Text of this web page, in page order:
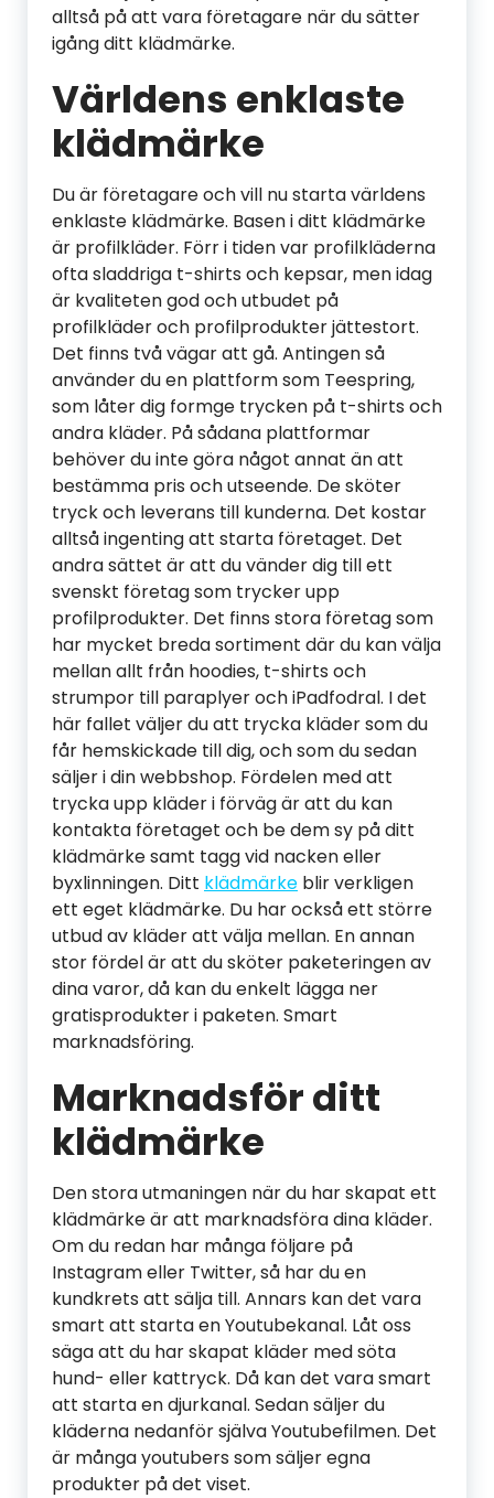
alltså på att vara företagare när du sätter
igång ditt klädmärke.
Världens enklaste
klädmärke
Du är företagare och vill nu starta världens
enklaste klädmärke. Basen i ditt klädmärke
är profilkläder. Förr i tiden var profilkläderna
ofta sladdriga t-shirts och kepsar, men idag
är kvaliteten god och utbudet på
profilkläder och profilprodukter jättestort.
Det finns två vägar att gå. Antingen så
använder du en plattform som Teespring,
som låter dig formge trycken på t-shirts och
andra kläder. På sådana plattformar
behöver du inte göra något annat än att
bestämma pris och utseende. De sköter
tryck och leverans till kunderna. Det kostar
alltså ingenting att starta företaget. Det
andra sättet är att du vänder dig till ett
svenskt företag som trycker upp
profilprodukter. Det finns stora företag som
har mycket breda sortiment där du kan välja
mellan allt från hoodies, t-shirts och
strumpor till paraplyer och iPadfodral. I det
här fallet väljer du att trycka kläder som du
får hemskickade till dig, och som du sedan
säljer i din webbshop. Fördelen med att
trycka upp kläder i förväg är att du kan
kontakta företaget och be dem sy på ditt
klädmärke samt tagg vid nacken eller
byxlinningen. Ditt klädmärke blir verkligen
ett eget klädmärke. Du har också ett större
utbud av kläder att välja mellan. En annan
stor fördel är att du sköter paketeringen av
dina varor, då kan du enkelt lägga ner
gratisprodukter i paketen. Smart
marknadsföring.
Marknadsför ditt
klädmärke
Den stora utmaningen när du har skapat ett
klädmärke är att marknadsföra dina kläder.
Om du redan har många följare på
Instagram eller Twitter, så har du en
kundkrets att sälja till. Annars kan det vara
smart att starta en Youtubekanal. Låt oss
säga att du har skapat kläder med söta
hund- eller kattryck. Då kan det vara smart
att starta en djurkanal. Sedan säljer du
kläderna nedanför själva Youtubefilmen. Det
är många youtubers som säljer egna
produkter på det viset.